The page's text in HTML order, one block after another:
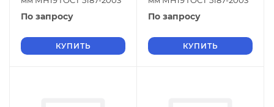
По запросу
КУПИТЬ
По запросу
КУПИТЬ